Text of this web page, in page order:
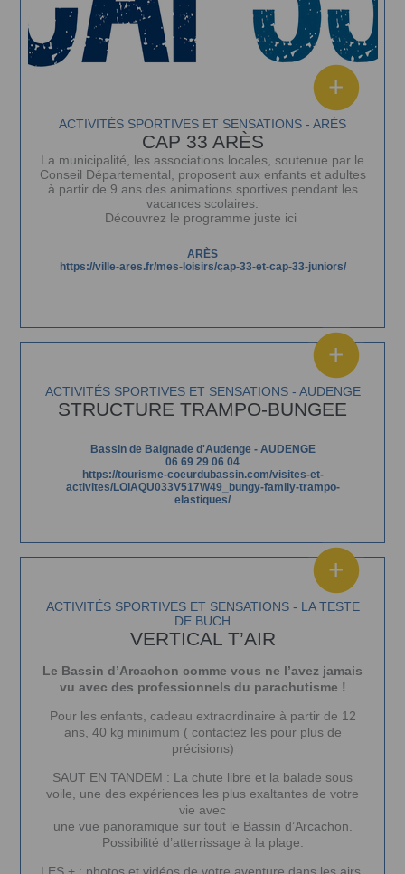
ACTIVITÉS SPORTIVES ET SENSATIONS - ARÈS
CAP 33 ARÈS
La municipalité, les associations locales, soutenue par le
Conseil Départemental, proposent aux enfants et adultes
à partir de 9 ans des animations sportives pendant les
vacances scolaires.
Découvrez le programme juste ici
ARÈS
https://ville-ares.fr/mes-loisirs/cap-33-et-cap-33-juniors/
ACTIVITÉS SPORTIVES ET SENSATIONS - AUDENGE
STRUCTURE TRAMPO-BUNGEE
Bassin de Baignade d'Audenge - AUDENGE
06 69 29 06 04
https://tourisme-coeurdubassin.com/visites-et-
activites/LOIAQU033V517W49_bungy-family-trampo-
elastiques/
ACTIVITÉS SPORTIVES ET SENSATIONS - LA TESTE
DE BUCH
VERTICAL T’AIR
Le Bassin d’Arcachon comme vous ne l’avez jamais
vu avec des professionnels du parachutisme !
Pour les enfants, cadeau extraordinaire à partir de 12
ans, 40 kg minimum ( contactez les pour plus de
précisions)
SAUT EN TANDEM : La chute libre et la balade sous
voile, une des expériences les plus exaltantes de votre
vie avec
une vue panoramique sur tout le Bassin d’Arcachon.
Possibilité d’atterrissage à la plage.